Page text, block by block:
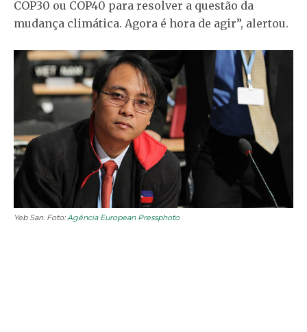
COP30 ou COP40 para resolver a questão da
mudança climática. Agora é hora de agir”, alertou.
Yeb San. Foto:Agência European Pressphoto